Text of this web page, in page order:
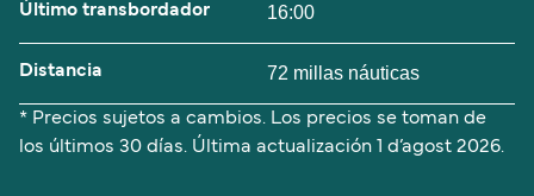
Último transbordador 16:00
Distancia 72 millas náuticas
* Precios sujetos a cambios. Los precios se toman de
los últimos 30 días. Última actualización 1 d’agost 2026.